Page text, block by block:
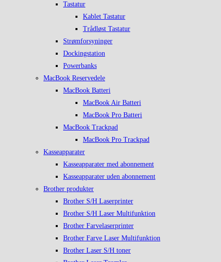
Tastatur
Kablet Tastatur
Trådløst Tastatur
Strømforsyninger
Dockingstation
Powerbanks
MacBook Reservedele
MacBook Batteri
MacBook Air Batteri
MacBook Pro Batteri
MacBook Trackpad
MacBook Pro Trackpad
Kasseapparater
Kasseapparater med abonnement
Kasseapparater uden abonnement
Brother produkter
Brother S/H Laserprinter
Brother S/H Laser Multifunktion
Brother Farvelaserprinter
Brother Farve Laser Multifunktion
Brother Laser S/H toner